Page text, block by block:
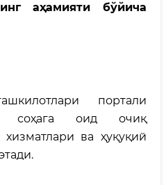
аҳамияти бўйича
портали
соҳага оид очиқ
ва ҳуқуқий